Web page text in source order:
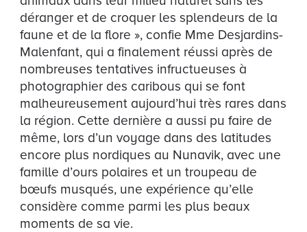
déranger et de croquer les splendeurs de la
faune et de la flore », confie Mme Desjardins-
Malenfant, qui a finalement réussi après de
nombreuses tentatives infructueuses à
photographier des caribous qui se font
malheureusement aujourd’hui très rares dans
la région. Cette dernière a aussi pu faire de
même, lors d’un voyage dans des latitudes
encore plus nordiques au Nunavik, avec une
famille d’ours polaires et un troupeau de
bœufs musqués, une expérience qu’elle
considère comme parmi les plus beaux
moments de sa vie.